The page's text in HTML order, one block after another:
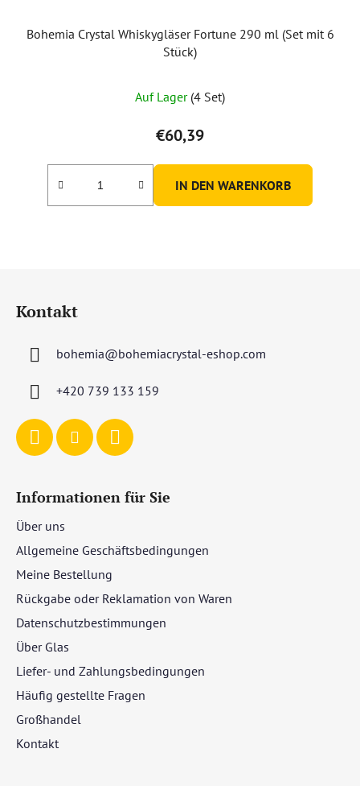
Bohemia Crystal Whiskygläser Fortune 290 ml (Set mit 6
Stück)
Auf Lager (4 Set)
€60,39
IN DEN WARENKORB
Kontakt
bohemia@bohemiacrystal-eshop.com
+420 739 133 159
Informationen für Sie
Über uns
Allgemeine Geschäftsbedingungen
Meine Bestellung
Rückgabe oder Reklamation von Waren
Datenschutzbestimmungen
Über Glas
Liefer- und Zahlungsbedingungen
Häufig gestellte Fragen
Großhandel
Kontakt